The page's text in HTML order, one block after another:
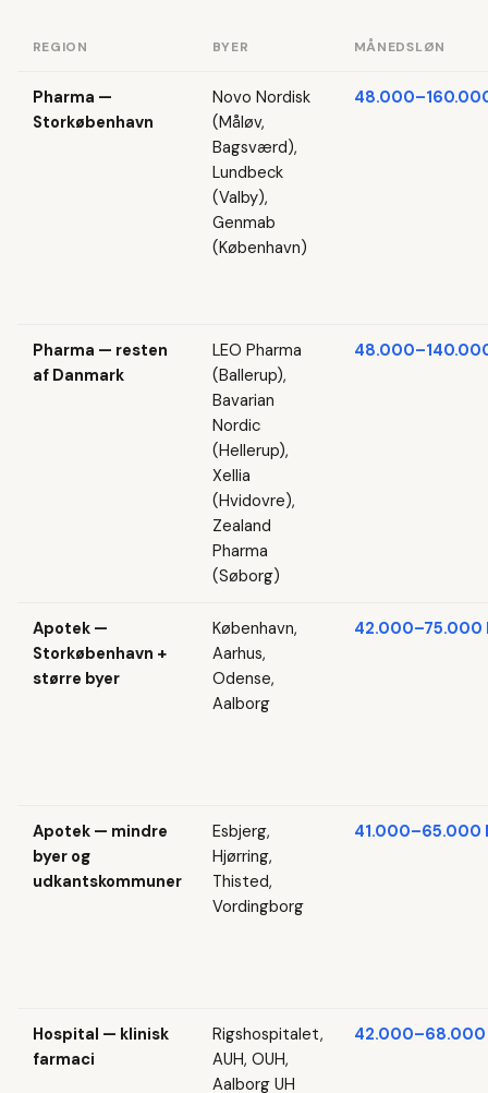
REGION BYER MÅNEDSLØN
Pharma —
Storkøbenhavn
Novo Nordisk
(Måløv,
Bagsværd),
Lundbeck
(Valby),
Genmab
(København)
Pharma — resten
af Danmark
LEO Pharma
(Ballerup),
Bavarian
Nordic
(Hellerup),
Xellia
(Hvidovre),
Zealand
Pharma
(Søborg)
Apotek —
Storkøbenhavn +
større byer
København,
Aarhus,
Odense,
Aalborg
42.000–75.000
Apotek — mindre
byer og
udkantskommuner
Esbjerg,
Hjørring,
Thisted,
Vordingborg
41.000–65.000
Hospital — klinisk
farmaci
Rigshospitalet,
AUH, OUH,
Aalborg UH
42.000–68.000